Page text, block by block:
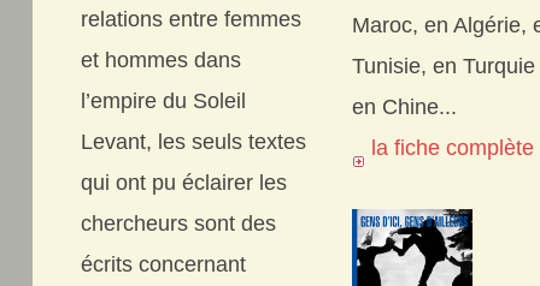
relations entre femmes
et hommes dans
l’empire du Soleil
Levant, les seuls textes
qui ont pu éclairer les
chercheurs sont des
écrits concernant
Maroc, en Algérie,
Tunisie, en
en Chine...
la fiche complète